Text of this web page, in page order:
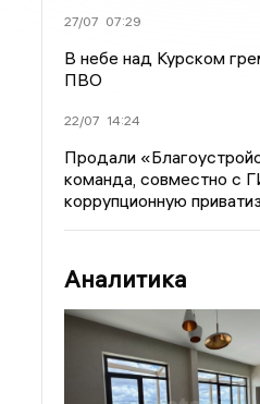
27/07 07:29
В небе над Курском
ПВО
22/07 14:24
Продали
команда, совместно с
коррупционную
Аналитика